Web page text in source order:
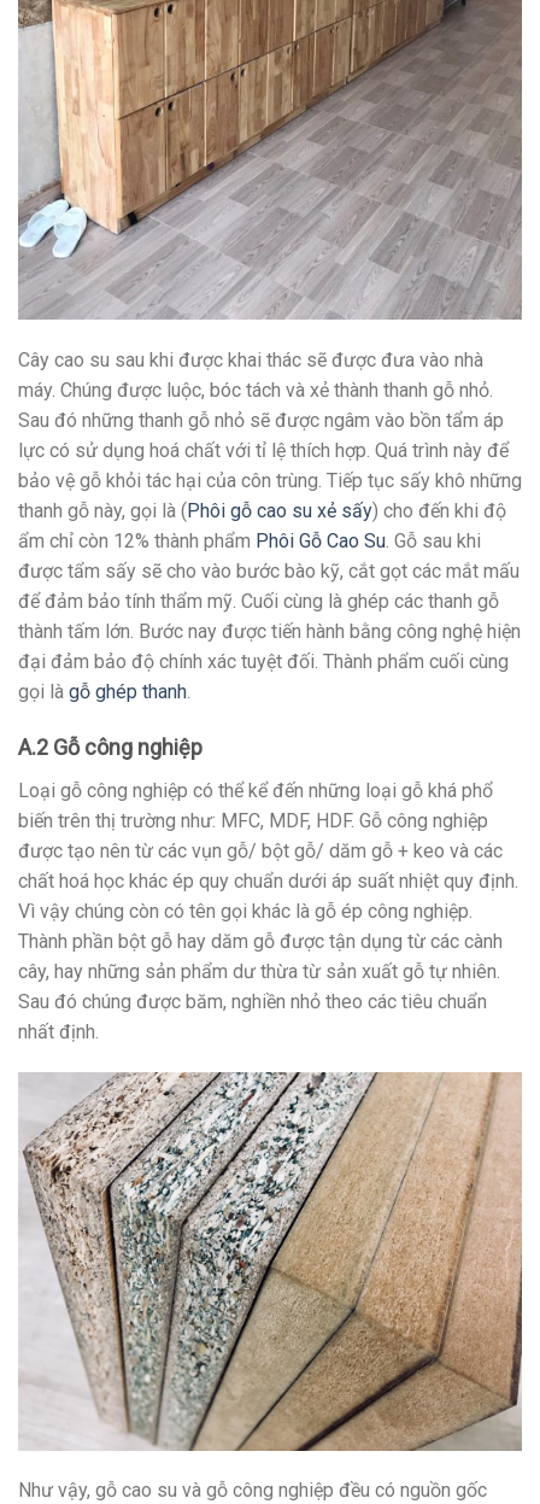
Cây cao su sau khi được khai thác sẽ được đưa vào nhà
máy. Chúng được luộc, bóc tách và xẻ thành thanh gỗ nhỏ.
Sau đó những thanh gỗ nhỏ sẽ được ngâm vào bồn tẩm áp
lực có sử dụng hoá chất với tỉ lệ thích hợp. Quá trình này để
bảo vệ gỗ khỏi tác hại của côn trùng. Tiếp tục sấy khô những
thanh gỗ này, gọi là (Phôi gỗ cao su xẻ sấy) cho đến khi độ
ẩm chỉ còn 12% thành phẩm Phôi Gỗ Cao Su . Gỗ sau khi
được tẩm sấy sẽ cho vào bước bào kỹ, cắt gọt các mắt mấu
để đảm bảo tính thẩm mỹ. Cuối cùng là ghép các thanh gỗ
thành tấm lớn. Bước nay được tiến hành bằng công nghệ hiện
đại đảm bảo độ chính xác tuyệt đối. Thành phẩm cuối cùng
gọi là gỗ ghép thanh
A.2 Gỗ công nghiệp
Loại gỗ công nghiệp có thể kể đến những loại gỗ khá phổ
biến trên thị trường như: MFC, MDF, HDF. Gỗ công nghiệp
được tạo nên từ các vụn gỗ/ bột gỗ/ dăm gỗ + keo và các
chất hoá học khác ép quy chuẩn dưới áp suất nhiệt quy định.
Vì vậy chúng còn có tên gọi khác là gỗ ép công nghiệp.
Thành phần bột gỗ hay dăm gỗ được tận dụng từ các cành
cây, hay những sản phẩm dư thừa từ sản xuất gỗ tự nhiên.
Sau đó chúng được băm, nghiền nhỏ theo các tiêu chuẩn
nhất định.
Như vậy, gỗ cao su và gỗ công nghiệp đều có nguồn gốc